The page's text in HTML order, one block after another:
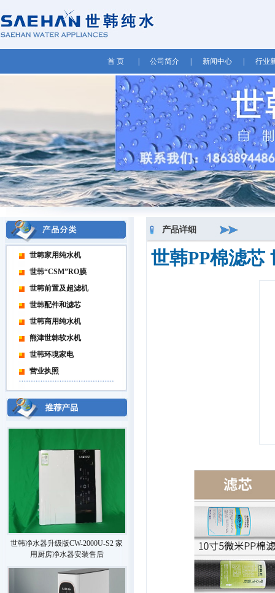
首 页 公司简介 新闻中心 行业
世韩家用纯水机
世韩“CSM”RO膜
世韩前置及超滤机
世韩配件和滤芯
世韩商用纯水机
熊津世韩软水机
世韩环境家电
营业执照
世韩净水器升级版CW-2000U-S2 家
用厨房净水器安装售后
产品详细
世韩PP棉滤芯